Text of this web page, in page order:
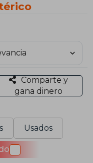
Comparte y
gana dinero
Usados